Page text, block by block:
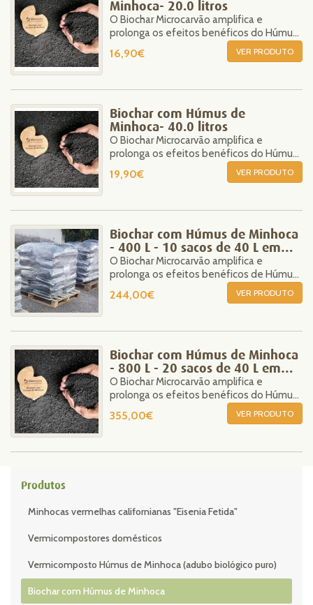
Minhoca- 20.0 litros
O Biochar Microcarvão amplifica e
prolonga os efeitos benéficos do Húmus
16,90€ VER PRODUTO
Biochar com Húmus de
Minhoca- 40.0 litros
O Biochar Microcarvão amplifica e
prolonga os efeitos benéficos do Húmus
19,90€ VER PRODUTO
Biochar com Húmus de Minhoca
- 400 L - 10 sacos de 40 L em
palete - 250 kg
O Biochar Microcarvão amplifica e
prolonga os efeitos benéficos de Húmus
244,00€ VER PRODUTO
Biochar com Húmus de Minhoca
- 800 L - 20 sacos de 40 L em
palete - 500 kg
O Biochar Microcarvão amplifica e
prolonga os efeitos benéficos do Húmus
355,00€ VER PRODUTO
Produtos
Minhocas vermelhas californianas "Eisenia Fetida"
Vermicompostores domésticos
Vermicomposto Húmus de Minhoca (adubo biológico puro)
Biochar com Húmus de Minhoca